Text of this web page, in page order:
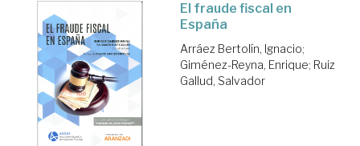
El fraude fiscal en
España
Arráez Bertolín, Ignacio;
Giménez-Reyna, Enrique; Ruiz
Gallud, Salvador